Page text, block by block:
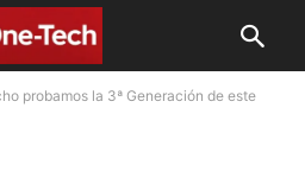
probamos la 3ª Generación de este